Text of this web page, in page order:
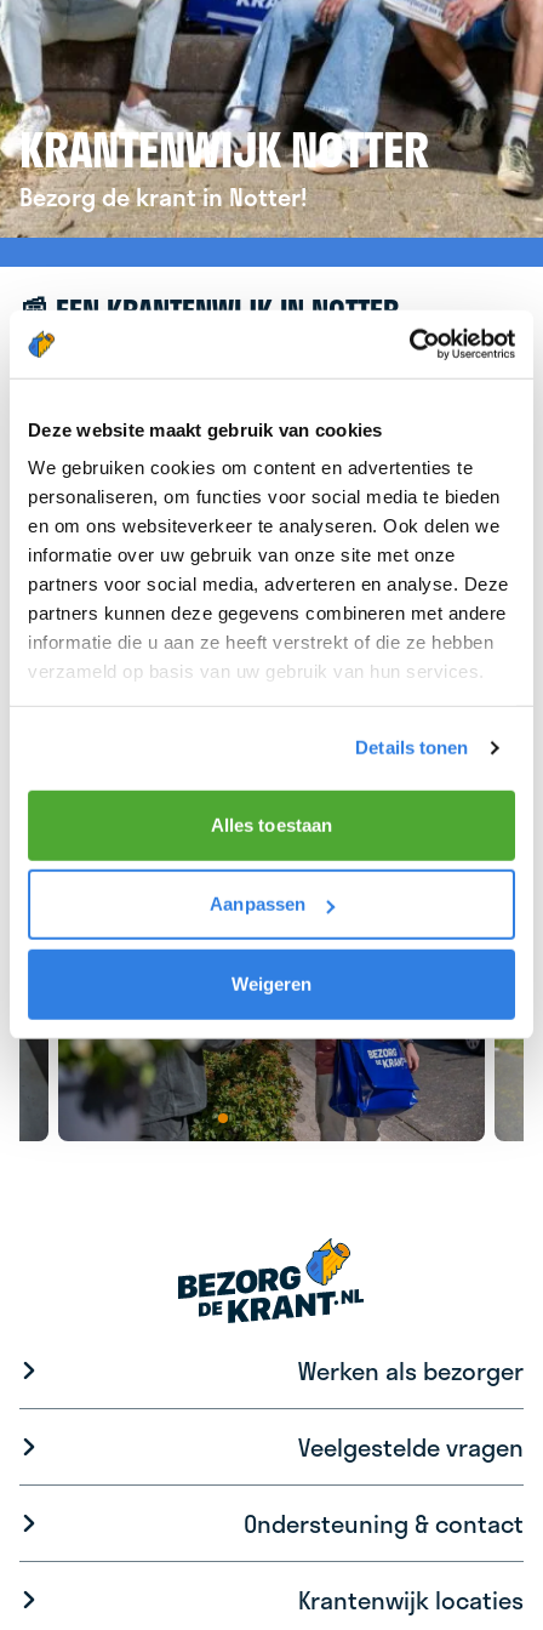
Deze website maakt gebruik van cookies
We gebruiken cookies om content en advertenties te
personaliseren, om functies voor social media te bieden
en om ons websiteverkeer te analyseren. Ook delen we
informatie over uw gebruik van onze site met onze
partners voor social media, adverteren en analyse. Deze
partners kunnen deze gegevens combineren met andere
informatie die u aan ze heeft verstrekt of die ze hebben
verzameld op basis van uw gebruik van hun services.
Details tonen
Alles toestaan
Aanpassen
Weigeren
KRANTENWIJK NOTTER
Bezorg de krant in Notter!
📰 EEN KRANTENWIJK IN NOTTER
Leuk dat je geïnteresseerd bent in een
verwijzen we je graag door naar de website van
krantenbezorgen.nl . Daar kun je je eenvoudig
aanmelden om de krant te bezorgen in Notter.
We hopen dat je snel aan de slag kunt en wensen
je veel succes! 🚴‍♂️💨
Meld je aan als krantenbezorger!
Werken als bezorger
Veelgestelde vragen
Ondersteuning & contact
Krantenwijk locaties